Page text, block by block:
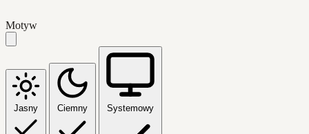
Motyw
Jasny Ciemny Systemowy